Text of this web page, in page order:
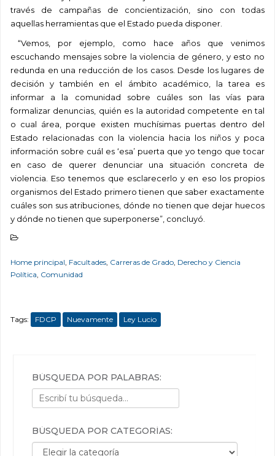
través de campañas de concientización, sino con todas
aquellas herramientas que el Estado pueda disponer.
“Vemos, por ejemplo, como hace años que venimos
escuchando mensajes sobre la violencia de género, y esto no
redunda en una reducción de los casos. Desde los lugares de
decisión y también en el ámbito académico, la tarea es
informar a la comunidad sobre cuáles son las vías para
formalizar denuncias, quién es la autoridad competente en tal
o cual área, porque existen muchísimas puertas dentro del
Estado relacionadas con la violencia hacia los niños y poca
información sobre cuál es ‘esa’ puerta que yo tengo que tocar
en caso de querer denunciar una situación concreta de
violencia. Eso tenemos que esclarecerlo y en eso los propios
organismos del Estado primero tienen que saber exactamente
cuáles son sus atribuciones, dónde no tienen que dejar huecos
y dónde no tienen que superponerse”, concluyó.
Home principal, Facultades, Carreras de Grado, Derecho y Ciencia
Política, Comunidad
Tags: FDCP Nuevamente Ley Lucio
BÚSQUEDA POR PALABRAS:
BÚSQUEDA POR CATEGORÍAS:
Búsqueda por categorías: